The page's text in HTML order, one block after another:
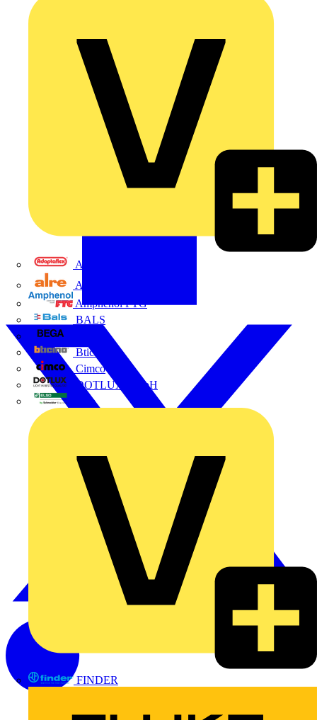
Adaptaflex
Alre
Amphenol FTG
BALS
Bticino
Cimco
DOTLUX GmbH
Elso
FINDER